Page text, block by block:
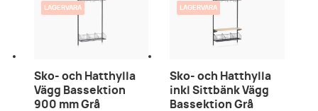
LAGERVARA
Sko- och Hatthylla
Vägg Bassektion
900 mm Grå
LAGERVARA
Sko- och Hatthylla
inkl Sittbänk Vägg
Bassektion Grå